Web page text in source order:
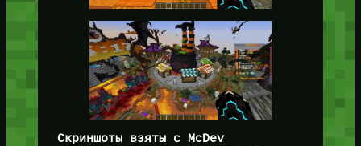
Скриншоты взяты с McDev